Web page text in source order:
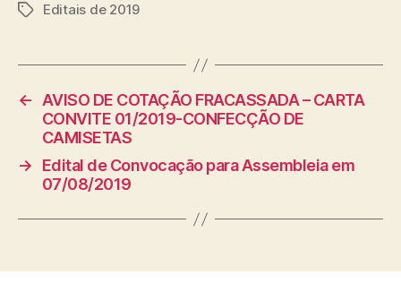
TagsEditais de 2019
←
AVISO DE COTAÇÃO FRACASSADA – CARTA
CONVITE 01/2019-CONFECÇÃO DE
CAMISETAS
→
Edital de Convocação para Assembleia em
07/08/2019